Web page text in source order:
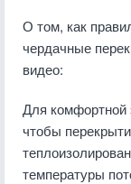
О том, как
чердачные
видео:
Для комфортной
чтобы
температуры